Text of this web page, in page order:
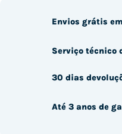
Envios grátis
Serviço técnico
30 dias
Até 3 anos de